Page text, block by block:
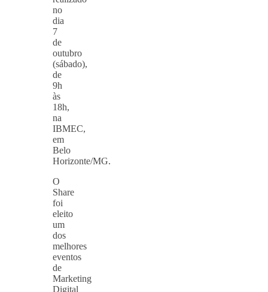
no
dia
7
de
outubro
(sábado),
de
9h
às
18h,
na
IBMEC,
em
Belo
Horizonte/MG.
O
Share
foi
eleito
um
dos
melhores
eventos
de
Marketing
Digital